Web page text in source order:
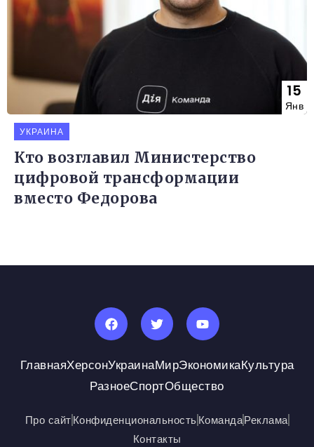
15
Янв
УКРАИНА
Кто возглавил Министерство
цифровой трансформации
вместо Федорова
ГлавнаяХерсонУкраинаМирЭкономикаКультура
РазноеСпортОбщество
Про сайтКонфиденциональностьКомандаРеклама
Контакты